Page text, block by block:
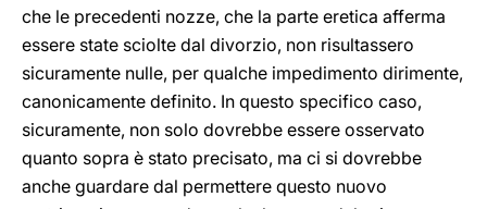
che le precedenti nozze, che la parte eretica afferma
essere state sciolte dal divorzio, non risultassero
sicuramente nulle, per qualche impedimento dirimente,
canonicamente definito. In questo specifico caso,
sicuramente, non solo dovrebbe essere osservato
quanto sopra è stato precisato, ma ci si dovrebbe
anche guardare dal permettere questo nuovo